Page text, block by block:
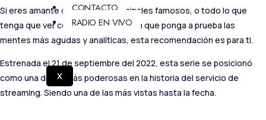
CONTACTO
RADIO EN VIVO
X
Si eres amante de los casos criminales famosos, o todo lo que
tenga que ver con una investigación que ponga a prueba las
mentes más agudas y analíticas, esta recomendación es para ti.
Estrenada el 21 de septiembre del 2022, esta serie se posicionó
como una de las más poderosas en la historia del servicio de
streaming. Siendo una de las más vistas hasta la fecha.